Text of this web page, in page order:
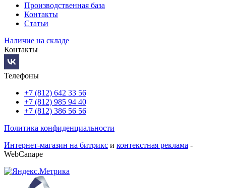
Производственная база
Контакты
Статьи
Наличие на складе
Контакты
Телефоны
+7 (812) 642 33 56
+7 (812) 985 94 40
+7 (812) 386 56 56
Политика конфиденциальности
Интернет-магазин на битрикс и контекстная реклама -
WebCanape